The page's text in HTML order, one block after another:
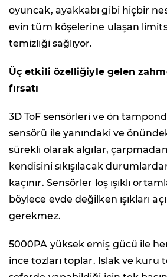
oyuncak, ayakkabı gibi hiçbir
evin tüm köşelerine ulaşan
temizliği sağlıyor.
Üç etkili özelliğiyle gelen
fırsatı
3D ToF sensörleri ve ön
sensörü ile yanındaki ve
sürekli olarak algılar,
kendisini sıkışılacak
kaçınır. Sensörler loş ışıklı
böylece evde değilken ışıkları
gerekmez.
5000PA yüksek emiş gücü ile
ince tozları toplar. Islak ve kuru